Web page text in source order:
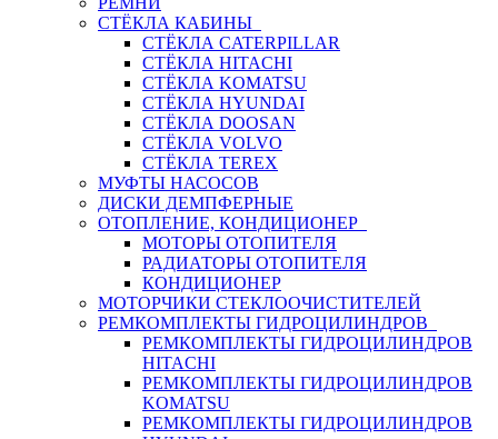
СТЁКЛА КАБИНЫ
СТЁКЛА CATERPILLAR
СТЁКЛА HITACHI
СТЁКЛА KOMATSU
СТЁКЛА HYUNDAI
СТЁКЛА DOOSAN
СТЁКЛА VOLVO
СТЁКЛА TEREX
МУФТЫ НАСОСОВ
ДИСКИ ДЕМПФЕРНЫЕ
ОТОПЛЕНИЕ, КОНДИЦИОНЕР
МОТОРЫ ОТОПИТЕЛЯ
РАДИАТОРЫ ОТОПИТЕЛЯ
КОНДИЦИОНЕР
МОТОРЧИКИ СТЕКЛООЧИСТИТЕЛЕЙ
РЕМКОМПЛЕКТЫ ГИДРОЦИЛИНДРОВ
РЕМКОМПЛЕКТЫ ГИДРОЦИЛИНДРОВ
HITACHI
РЕМКОМПЛЕКТЫ ГИДРОЦИЛИНДРОВ
KOMATSU
РЕМКОМПЛЕКТЫ ГИДРОЦИЛИНДРОВ